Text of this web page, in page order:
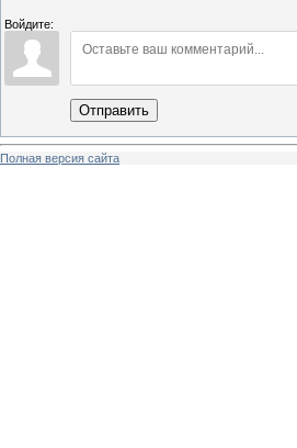
Войдите:
Отправить
Полная версия сайта